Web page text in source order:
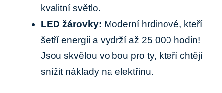
kvalitní světlo.
LED žárovky: Moderní hrdinové, kteří
šetří energii a vydrží až 25 000 hodin!
Jsou skvělou volbou pro ty, kteří chtějí
snížit náklady na elektřinu.